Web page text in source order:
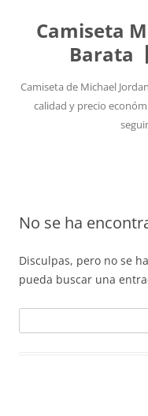
Camiseta
Barata
Camiseta de Michael
calidad y precio
No se ha
Disculpas, pero no se
pueda buscar una